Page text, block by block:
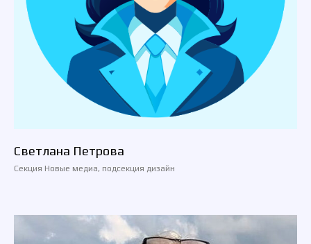
Светлана Петрова
Секция Новые медиа, подсекция дизайн